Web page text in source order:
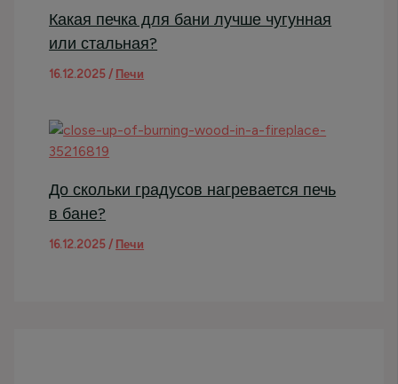
Какая печка для бани лучше чугунная
или стальная?
16.12.2025/ Печи
До скольки градусов нагревается печь
в бане?
16.12.2025/ Печи